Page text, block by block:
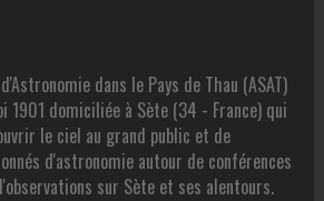
dans le Pays de Thau (ASAT)
1901 domiciliée à Sète (34 - France) qui
le ciel au grand public et de
d'astronomie autour de conférences
sur Sète et ses alentours.